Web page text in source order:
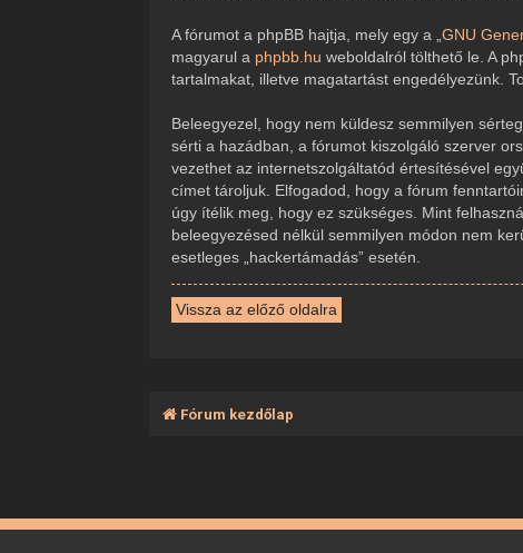
A fórumot a phpBB hajtja, mely egy a „GNU
magyarul a phpbb.hu weboldalról tölthető le. A
tartalmakat, illetve magatartást engedélyezünk.
Beleegyezel, hogy nem küldesz semmilyen
sérti a hazádban, a fórumot kiszolgáló szerver
vezethet az internetszolgáltatód értesítésével
címet tároljuk. Elfogadod, hogy a fórum
úgy ítélik meg, hogy ez szükséges. Mint
beleegyezésed nélkül semmilyen módon nem
esetleges „hackertámadás” esetén.
Vissza az előző oldalra
Fórum kezdőlap